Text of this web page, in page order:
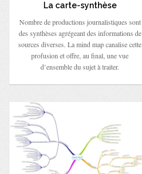
La carte-synthèse
Nombre de productions journalistiques sont
des synthèses agrégeant des informations de
sources diverses. La mind map canalise cette
profusion et offre, au final, une vue
d’ensemble du sujet à traiter.